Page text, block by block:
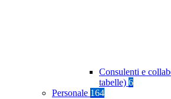
Consulenti e
tabelle) 6
Personale 164